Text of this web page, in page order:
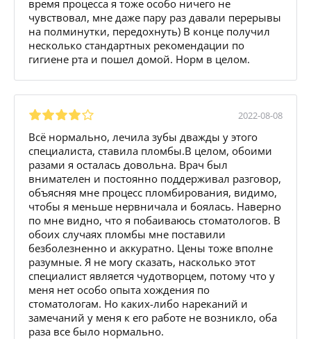
время процесса я тоже особо ничего не
чувствовал, мне даже пару раз давали перерывы
на полминутки, передохнуть) В конце получил
несколько стандартных рекомендации по
гигиене рта и пошел домой. Норм в целом.
2022-08-08
Всё нормально, лечила зубы дважды у этого
специалиста, ставила пломбы.В целом, обоими
разами я осталась довольна. Врач был
внимателен и постоянно поддерживал разговор,
объясняя мне процесс пломбирования, видимо,
чтобы я меньше нервничала и боялась. Наверно
по мне видно, что я побаиваюсь стоматологов. В
обоих случаях пломбы мне поставили
безболезненно и аккуратно. Цены тоже вполне
разумные. Я не могу сказать, насколько этот
специалист является чудотворцем, потому что у
меня нет особо опыта хождения по
стоматологам. Но каких-либо нареканий и
замечаний у меня к его работе не возникло, оба
раза все было нормально.